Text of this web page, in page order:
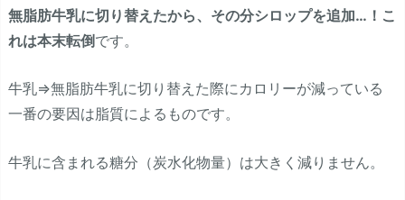
無脂肪牛乳に切り替えたから、その分シロップを追加…！こ
れは本末転倒です。
牛乳⇒無脂肪牛乳に切り替えた際にカロリーが減っている
一番の要因は脂質によるものです。
牛乳に含まれる糖分（炭水化物量）は大きく減りません。